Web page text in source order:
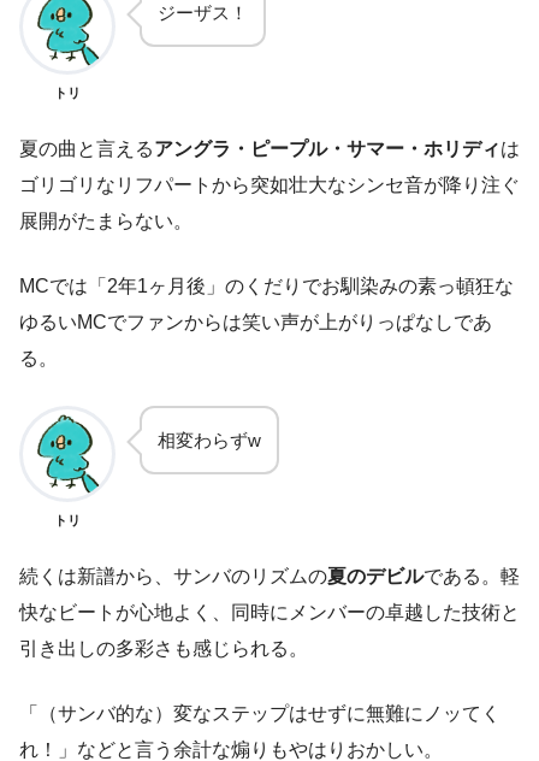
トリ
ジーザス！
夏の曲と言えるアングラ・ピープル・サマー・ホリディは
ゴリゴリなリフパートから突如壮大なシンセ音が降り注ぐ
展開がたまらない。
MCでは「2年1ヶ月後」のくだりでお馴染みの素っ頓狂な
ゆるいMCでファンからは笑い声が上がりっぱなしであ
る。
トリ
相変わらずw
続くは新譜から、サンバのリズムの夏のデビルである。軽
快なビートが心地よく、同時にメンバーの卓越した技術と
引き出しの多彩さも感じられる。
「（サンバ的な）変なステップはせずに無難にノッてく
れ！」などと言う余計な煽りもやはりおかしい。